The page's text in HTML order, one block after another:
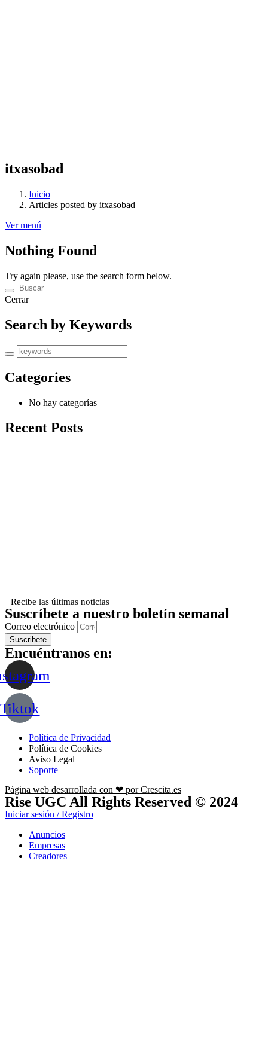
itxasobad
Inicio
Articles posted by itxasobad
Ver menú
Nothing Found
Try again please, use the search form below.
Cerrar
Search by Keywords
Categories
No hay categorías
Recent Posts
Recibe las últimas noticias
Suscríbete a nuestro boletín semanal
Correo electrónico
Suscribete
Encuéntranos en:
Tiktok
Política de Privacidad
Política de Cookies
Aviso Legal
Soporte
Página web desarrollada con ❤ por Crescita.es
Rise UGC All Rights Reserved © 2024
Iniciar sesión / Registro
Anuncios
Empresas
Creadores